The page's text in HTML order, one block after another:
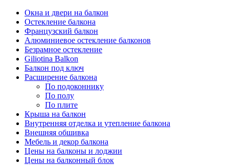
Окна и двери на балкон
Остекление балкона
Французский балкон
Алюминиевое остекление балконов
Безрамное остекление
Giliotina Balkon
Балкон под ключ
Расширение балкона
По подоконнику
По полу
По плите
Крыша на балкон
Внутренняя отделка и утепление балкона
Внешняя обшивка
Мебель и декор балкона
Цены на балконы и лоджии
Цены на балконный блок